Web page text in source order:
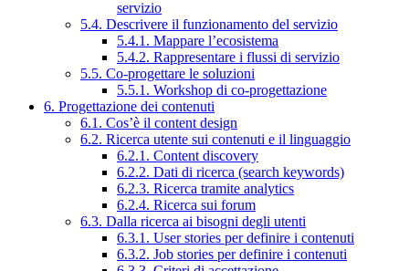
servizio
5.4. Descrivere il funzionamento del servizio
5.4.1. Mappare l’ecosistema
5.4.2. Rappresentare i flussi di servizio
5.5. Co-progettare le soluzioni
5.5.1. Workshop di co-progettazione
6. Progettazione dei contenuti
6.1. Cos’è il content design
6.2. Ricerca utente sui contenuti e il linguaggio
6.2.1. Content discovery
6.2.2. Dati di ricerca (search keywords)
6.2.3. Ricerca tramite analytics
6.2.4. Ricerca sui forum
6.3. Dalla ricerca ai bisogni degli utenti
6.3.1. User stories per definire i contenuti
6.3.2. Job stories per definire i contenuti